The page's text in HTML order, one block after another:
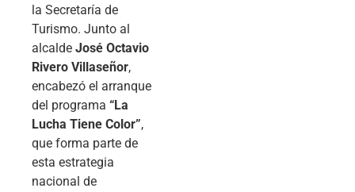
la Secretaría de
Turismo. Junto al
alcalde José Octavio
Rivero Villaseñor,
encabezó el arranque
del programa “La
Lucha Tiene Color”,
que forma parte de
esta estrategia
nacional de